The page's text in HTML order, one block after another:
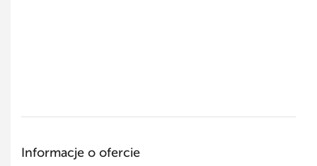
Informacje o ofercie